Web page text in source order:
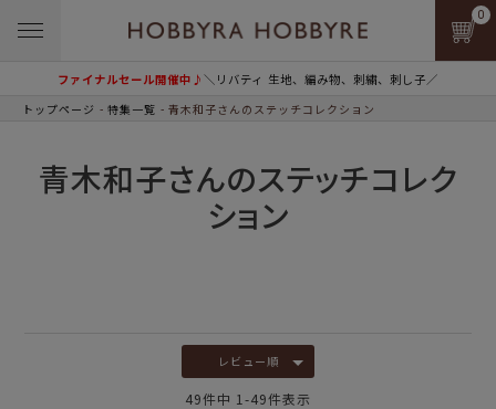
ファイナルセール開催中♪＼リバティ 生地、編み物、刺繍、刺し子／
0
トップページ 特集一覧 青木和子さんのステッチコレクション
青木和子さんのステッチコレク
ション
レビュー順
49件中 1 -49件表示